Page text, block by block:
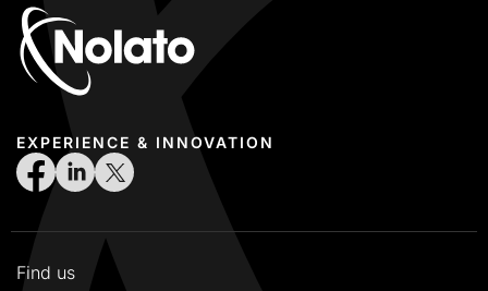
EXPERIENCE & INNOVATION
Find us